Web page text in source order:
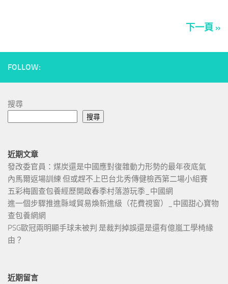
下一頁 »
FOLLOW:
搜尋
搜尋
近期文章
發改委官員：煤炭還是中國應對復雜動力形勢的最年夜底氣
內馬爾返場訓練 但或趕不上巴台北秀傳健檢西第二場小組賽
五彩梅園查包養經歷開啟春季村落游玩季_中國網
進一個步驟推進縣域貿易煥新進級（花費視窗）_中國甜心寶物
查包養網網
PSG歐冠兩明顯手球未被判 是裁判掉誤還是還有億嵐工學椅緣
由？
近期留言